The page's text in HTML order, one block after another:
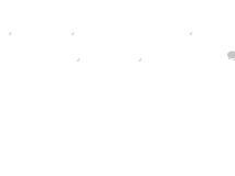
, , ,
, ,